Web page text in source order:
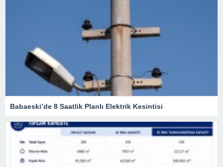
Babaeski’de 8 Saatlik Planlı Elektrik Kesintisi